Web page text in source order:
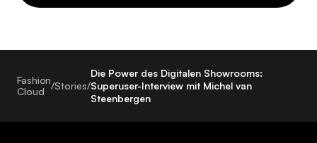
Fashion
Cloud
/Stories/
Die Power des Digitalen Showrooms:
Superuser-Interview mit Michel van
Steenbergen